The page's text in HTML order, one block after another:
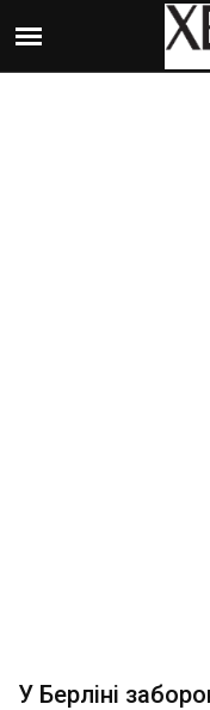
У Берліні